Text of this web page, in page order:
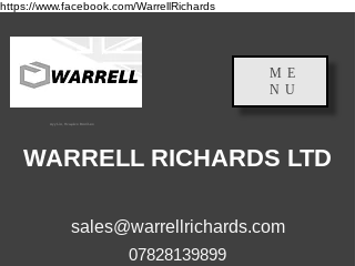
https://www.facebook.com/WarrellRichards
Αγγλία, Ηνωμένο Βασίλειο
ME
NU
WARRELL RICHARDS LTD
sales@warrellrichards.com
07828139899